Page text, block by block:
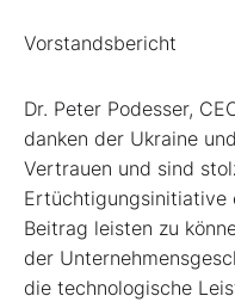
Vorstandsbericht
Dr. Peter Podesser,
danken der Ukraine
Vertrauen und sind
Ertüchtigungsinitiative
Beitrag leisten zu
der
die technologische